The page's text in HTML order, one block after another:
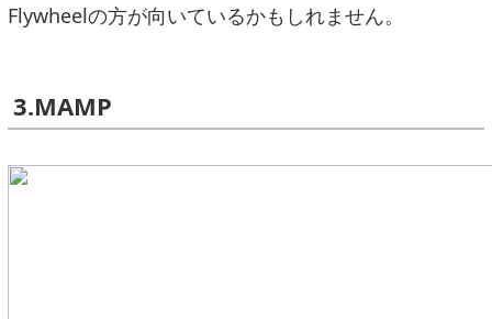
Flywheelの方が向いているかもしれません。
3.MAMP